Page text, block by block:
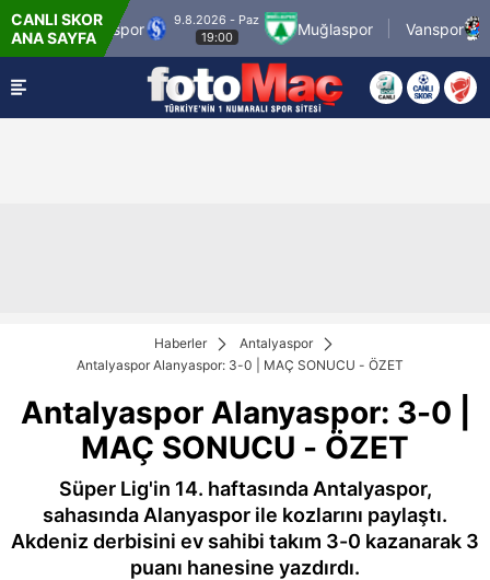
CANLI SKOR
ANA SAYFA
Sarıyerspor
9.8.2026 - Paz
19:00
Muğlaspor Vanspor
Haberler
Antalyaspor
Antalyaspor Alanyaspor: 3-0 | MAÇ SONUCU - ÖZET
Antalyaspor Alanyaspor: 3-0 |
MAÇ SONUCU - ÖZET
Süper Lig'in 14. haftasında Antalyaspor,
sahasında Alanyaspor ile kozlarını paylaştı.
Akdeniz derbisini ev sahibi takım 3-0 kazanarak 3
puanı hanesine yazdırdı.